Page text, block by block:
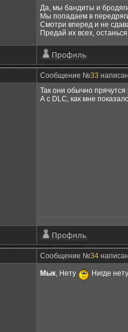
Да, мы бандиты и
Мы попадаем в
Смотри вперед и не
Предай их всех,
Сообщение №33
Так они обычно
А с DLC, как мне
Сообщение №34
Мык, Нету Нигде